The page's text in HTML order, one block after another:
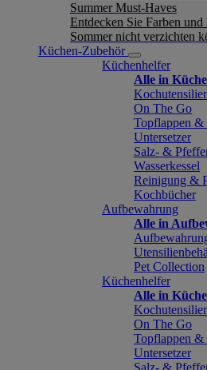
Summer Must-Haves
Entdecken Sie Farben
Sommer nicht verzichten
Küchen-Zubehör
Küchenhelfer
Alle in
On The Go
Topflappen &
Untersetzer
Salz- &
Wasserkessel
Reinigung &
Kochbücher
Aufbewahrung
Alle in
Pet Collection
Küchenhelfer
Alle in
On The Go
Topflappen &
Untersetzer
Salz- &